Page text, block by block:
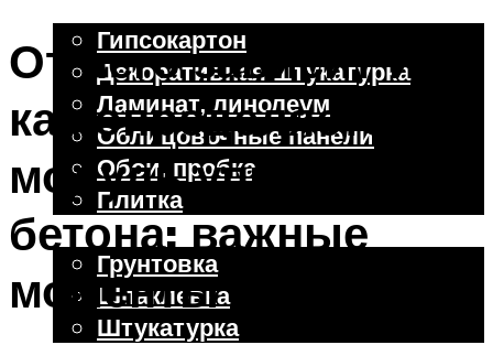
Гипсокартон
Декоративная штукатурка
Ламинат, линолеум
Облицовочные панели
Обои, пробка
Плитка
Отделочные работы
Грунтовка
Шпаклевка
Штукатурка
От чего зависит и
как определяется
модуль упругости
бетона: важные
моменты